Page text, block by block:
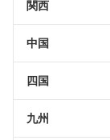
関西
中国
四国
九州